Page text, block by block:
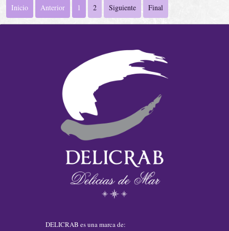
Inicio Anterior 1 2 Siguiente Final
DELICRAB es una marca de: